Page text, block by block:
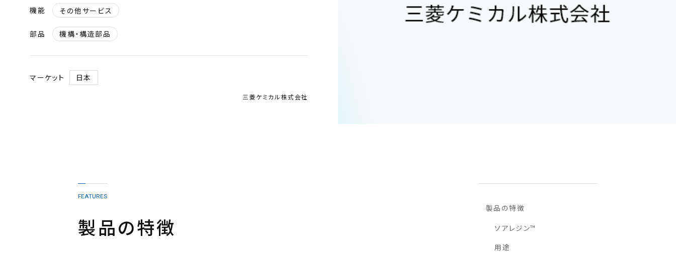
機能 その他サービス
部品 機構・構造部品
マーケット 日本
三菱ケミカル株式会社
FEATURES
製品の特徴
製品の特徴
ソアレジン™
用途